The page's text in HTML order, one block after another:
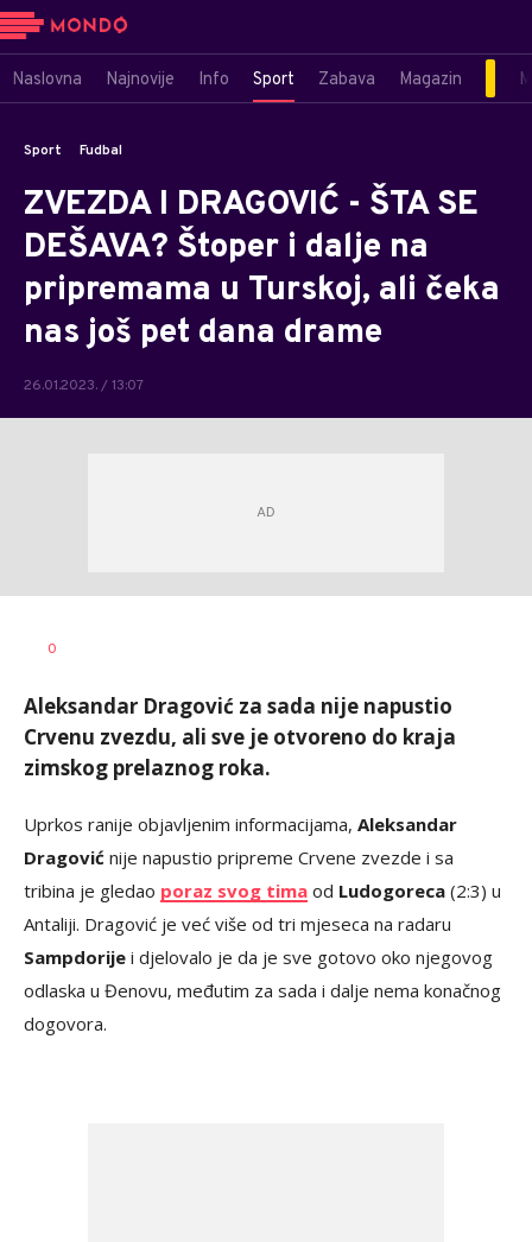
Naslovna Najnovije Info Sport Zabava Magazin
Sport Fudbal
ZVEZDA I DRAGOVIĆ - ŠTA SE
DEŠAVA? Štoper i dalje na
pripremama u Turskoj, ali čeka
nas još pet dana drame
26.01.2023. / 13:07
AUTOR
0
Aleksandar Dragović za sada nije napustio
Crvenu zvezdu, ali sve je otvoreno do kraja
zimskog prelaznog roka.
Uprkos ranije objavljenim informacijama, Aleksandar
Dragović nije napustio pripreme Crvene zvezde i sa
tribina je gledao poraz svog tima od Ludogoreca (2:3) u
Antaliji. Dragović je već više od tri mjeseca na radaru
Sampdorije i djelovalo je da je sve gotovo oko njegovog
odlaska u Đenovu, međutim za sada i dalje nema konačnog
dogovora.